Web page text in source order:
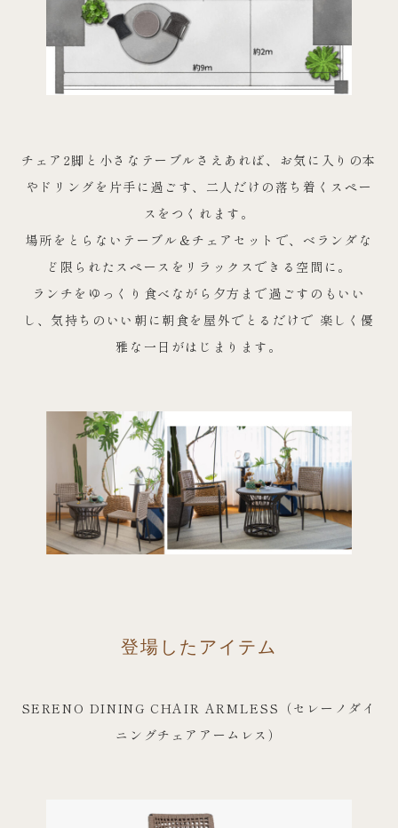
チェア2脚と小さなテーブルさえあれば、お気に入りの本
やドリングを片手に過ごす、二人だけの落ち着くスペー
スをつくれます。
場所をとらないテーブル＆チェアセットで、ベランダな
ど限られたスペースをリラックスできる空間に。
ランチをゆっくり食べながら夕方まで過ごすのもいい
し、気持ちのいい朝に朝食を屋外でとるだけで 楽しく優
雅な一日がはじまります。
登場したアイテム
SERENO DINING CHAIR ARMLESS（セレーノダイ
ニングチェアアームレス）